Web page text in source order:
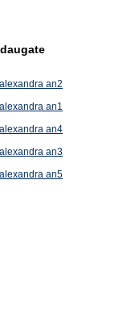
an2
an1
an4
an3
an5